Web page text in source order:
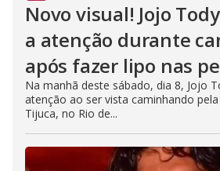
Novo visual! Jojo
a atenção durante
após fazer lipo nas
Na manhã deste sábado, dia 8, Jojo
atenção ao ser vista caminhando
Tijuca, no Rio de...